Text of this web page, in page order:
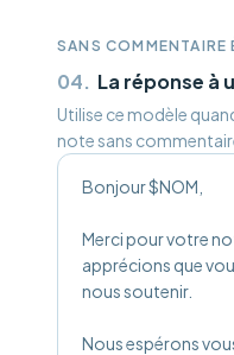
SANS COMMENTAIRE
04. La réponse à
Utilise ce modèle
note sans
Bonjour $NOM,
Merci pour votre
apprécions que
nous soutenir.
Nous espérons